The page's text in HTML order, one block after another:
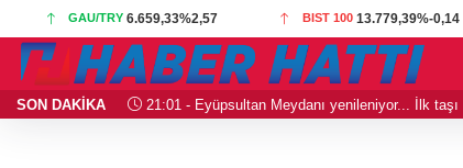
GAU/TRY 6.659,33%2,57 BIST 100 13.779,39%-0,14
SON DAKİKA 21:01 - Eyüpsultan Meydanı yenileniyor... İlk